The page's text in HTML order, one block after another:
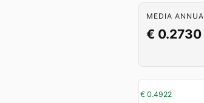
MEDIA ANNUA
€ 0.2730
€ 0.4922